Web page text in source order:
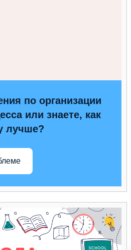
по организации
или знаете, как
лучше?